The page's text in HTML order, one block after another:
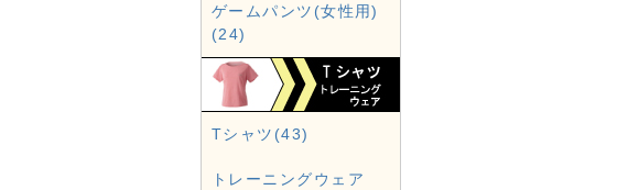
ゲームパンツ(女性用)
(24)
Tシャツ(43)
トレーニングウェア